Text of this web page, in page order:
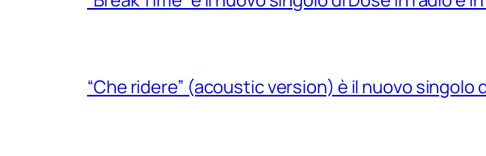
“Che ridere” (acoustic version) è il nuovo singolo